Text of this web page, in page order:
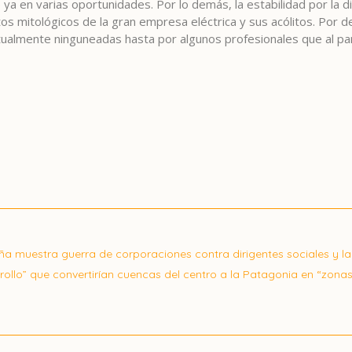
en varias oportunidades. Por lo demás, la estabilidad por la
mitológicos de la gran empresa eléctrica y sus acólitos. Por
ninguneadas hasta por algunos profesionales que al
muestra guerra de corporaciones contra dirigentes sociales y la
que convertirían cuencas del centro a la Patagonia en